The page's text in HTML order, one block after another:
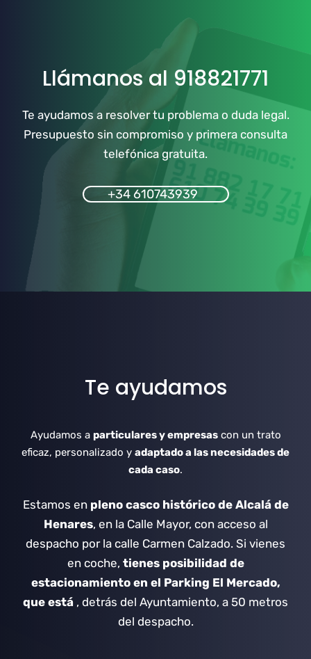
Llámanos al 918821771
Te ayudamos a resolver tu problema o duda legal.
Presupuesto sin compromiso y primera consulta
telefónica gratuita.
+34 610743939
Te ayudamos
Ayudamos a particulares y empresascon un trato
eficaz, personalizado y adaptado a las necesidades de
cada caso.
Estamos en pleno casco histórico de Alcalá de
Henares, en la Calle Mayor, con acceso al
despacho por la calle Carmen Calzado. Si vienes
en coche, tienes posibilidad de
estacionamiento en el Parking El Mercado,
que está , detrás del Ayuntamiento, a 50 metros
del despacho.